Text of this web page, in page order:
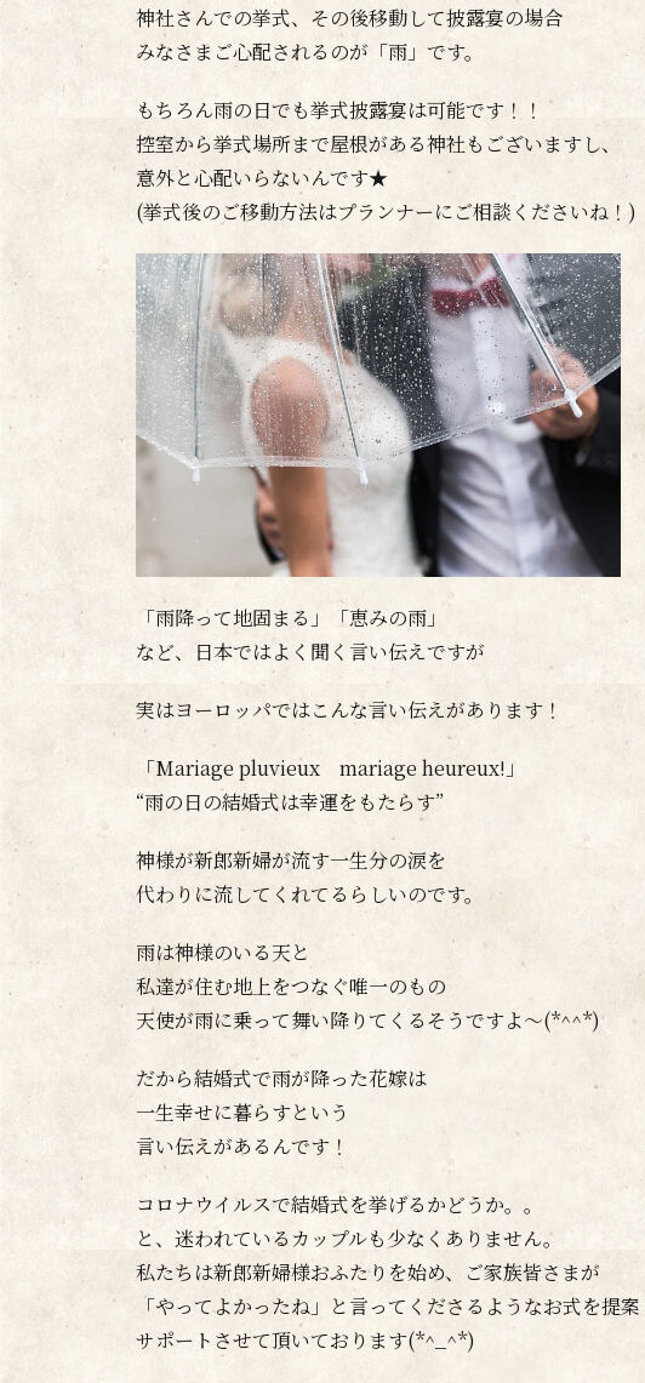
神社さんでの挙式、その後移動して披露宴の場合
みなさまご心配されるのが「雨」です。
もちろん雨の日でも挙式披露宴は可能です！！
控室から挙式場所まで屋根がある神社もございますし、
意外と心配いらないんです★
(挙式後のご移動方法はプランナーにご相談くださいね！)
「雨降って地固まる」「恵みの雨」
など、日本ではよく聞く言い伝えですが
実はヨーロッパではこんな言い伝えがあります！
「Mariage pluvieux mariage heureux!」
“雨の日の結婚式は幸運をもたらす”
神様が新郎新婦が流す一生分の涙を
代わりに流してくれてるらしいのです。
雨は神様のいる天と
私達が住む地上をつなぐ唯一のもの
天使が雨に乗って舞い降りてくるそうですよ～(*^^*)
だから結婚式で雨が降った花嫁は
一生幸せに暮らすという
言い伝えがあるんです！
コロナウイルスで結婚式を挙げるかどうか。。
と、迷われているカップルも少なくありません。
私たちは新郎新婦様おふたりを始め、ご家族皆さまが
「やってよかったね」と言ってくださるようなお式を提案
サポートさせて頂いております(*^_^*)